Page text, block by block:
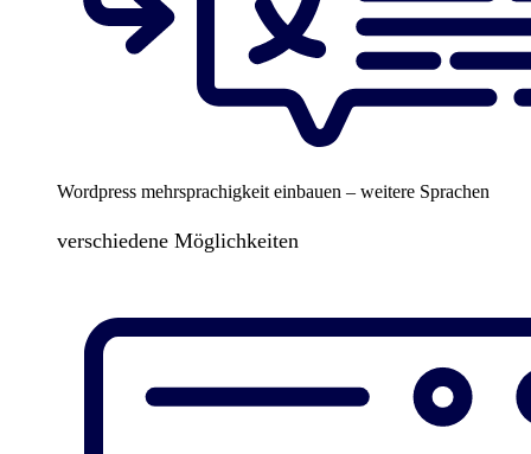
Wordpress mehrsprachigkeit einbauen – weitere Sprachen
verschiedene Möglichkeiten